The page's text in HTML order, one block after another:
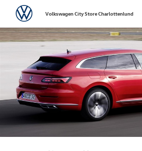
VolkswagenVolkswagen City Store Charlottenlund